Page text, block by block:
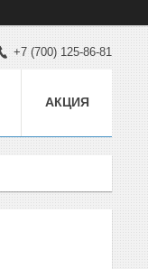
+7 (700) 125-86-81
АКЦИЯ